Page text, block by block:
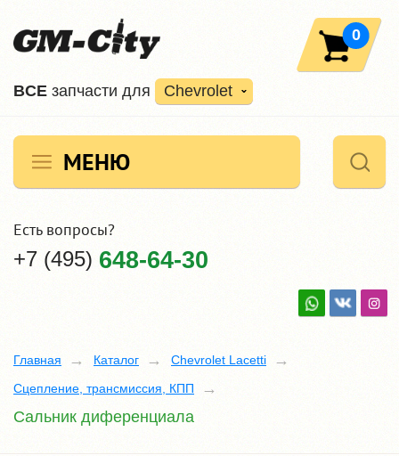
ВCE запчасти для Chevrolet
0
МЕНЮ
Есть вопросы?
+7 (495) 648-64-30
Главная Каталог
Chevrolet Lacetti
Сцепление, трансмиссия, КПП
Сальник диференциала